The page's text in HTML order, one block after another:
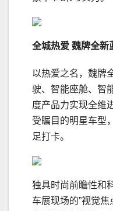
全城热爱 魏牌全新
以热爱之名，魏牌
驶、智能座舱、智
度产品力实现全维
受瞩目的明星车型
足打卡。
独具时尚前瞻性和
车展现场的”视觉